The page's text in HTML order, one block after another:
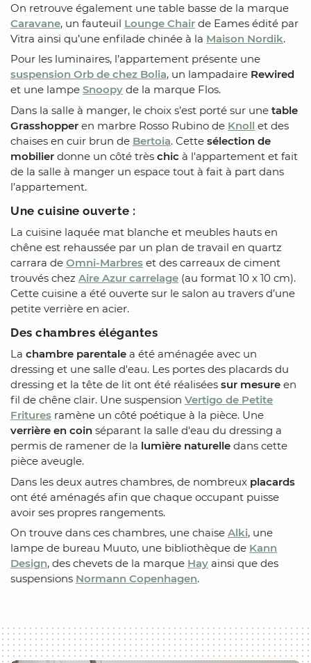
On retrouve également une table basse de la marque
Caravane, un fauteuil Lounge Chair de Eames édité par
Vitra ainsi qu’une enfilade chinée à la Maison Nordik.
Pour les luminaires, l’appartement présente une
suspension Orb de chez Bolia, un lampadaire Rewired
et une lampe Snoopy de la marque Flos.
Dans la salle à manger, le choix s’est porté sur une table
Grasshopper en marbre Rosso Rubino de Knoll et des
chaises en cuir brun de Bertoia. Cette sélection de
mobilier donne un côté très chic à l'appartement et fait
de la salle à manger un espace tout à fait à part dans
l’appartement.
Une cuisine ouverte :
La cuisine laquée mat blanche et meubles hauts en
chêne est rehaussée par un plan de travail en quartz
carrara de Omni-Marbres et des carreaux de ciment
trouvés chez Aire Azur carrelage (au format 10 x 10 cm).
Cette cuisine a été ouverte sur le salon au travers d’une
petite verrière en acier.
Des chambres élégantes
La chambre parentale a été aménagée avec un
dressing et une salle d'eau. Les portes des placards du
dressing et la tête de lit ont été réalisées sur mesure en
fil de chêne clair. Une suspension Vertigo de Petite
Fritures ramène un côté poétique à la pièce. Une
verrière en coin séparant la salle d'eau du dressing a
permis de ramener de la lumière naturelle dans cette
pièce aveugle.
Dans les deux autres chambres, de nombreux placards
ont été aménagés afin que chaque occupant puisse
avoir ses propres rangements.
On trouve dans ces chambres, une chaise Alki, une
lampe de bureau Muuto, une bibliothèque de Kann
Design, des chevets de la marque Hay ainsi que des
suspensions Normann Copenhagen.